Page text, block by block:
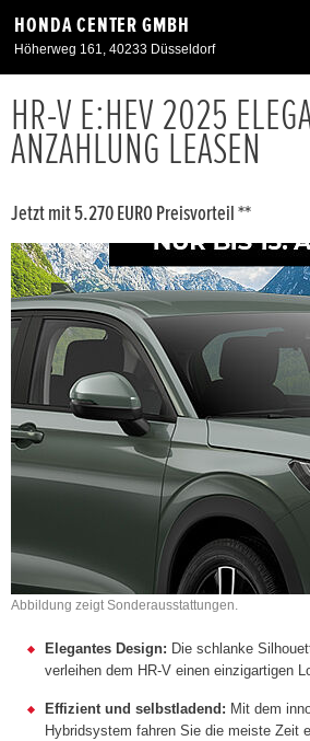
HONDA CENTER GMBH
Höherweg 161, 40233 Düsseldorf
Neuwagen
Angebote
Service & Zubehör
Unser Autohaus
HR-V E:HEV 2025
ANZAHLUNG LEASEN
Jetzt mit 5.270 EURO Preisvorteil **
Abbildung zeigt Sonderausstattungen.
Elegantes Design: Die schlanke
verleihen dem HR-V einen einzigartigen
Effizient und selbstladend: Mit dem
Hybridsystem fahren Sie die meiste Zeit